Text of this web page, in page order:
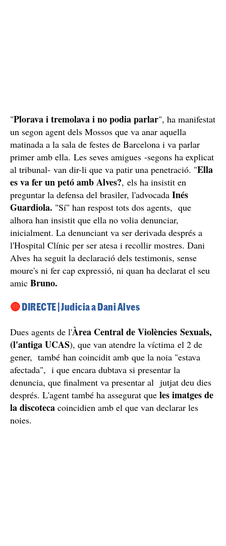
"Plorava i tremolava i no podia parlar", ha manifestat
un segon agent dels Mossos que va anar aquella
matinada a la sala de festes de Barcelona i va parlar
primer amb ella. Les seves amigues -segons ha explicat
al tribunal- van dir-li que va patir una penetració. "Ella
es va fer un petó amb Alves?, els ha insistit en
preguntar la defensa del brasiler, l'advocada Inés
Guardiola. "Sí" han respost tots dos agents, que
alhora han insistit que ella no volia denunciar,
inicialment. La denunciant va ser derivada després a
l'Hospital Clínic per ser atesa i recollir mostres. Dani
Alves ha seguit la declaració dels testimonis, sense
moure's ni fer cap expressió, ni quan ha declarat el seu
amic Bruno.